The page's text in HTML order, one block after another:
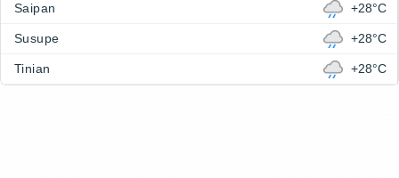
Saipan +28°C
Susupe +28°C
Tinian +28°C